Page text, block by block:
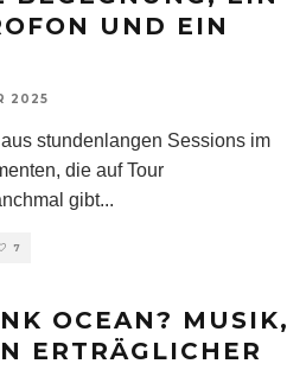
UND EIN
2025
stundenlangen Sessions im
die auf Tour
gibt...
7
OCEAN? MUSIK,
ERTRÄGLICHER